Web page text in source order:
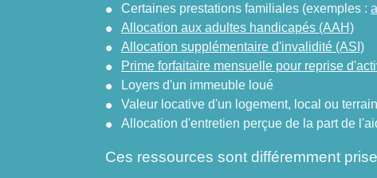
Certaines prestations familiales (exemples :
Allocation aux adultes handicapés (AAH)
Allocation supplémentaire d'invalidité (ASI)
Prime forfaitaire mensuelle pour reprise
Loyers d'un immeuble loué
Valeur locative d'un logement, local ou
Allocation d'entretien perçue de la part de
Ces ressources sont différemment